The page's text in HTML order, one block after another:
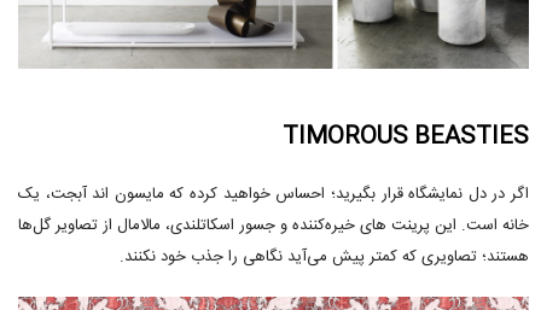
TIMOROUS BEASTIES
اگر در دل نمایشگاه قرار بگیرید؛ احساس خواهید کرده که مایسون اند آبجت، یک
خانه است. این پرینت های خیره‌کننده و جسور اسکاتلندی، مالامال از تصاویر گل‌ها
هستند؛ تصاویری که کمتر پیش می‌آید نگاهی را جذب خود نکنند.